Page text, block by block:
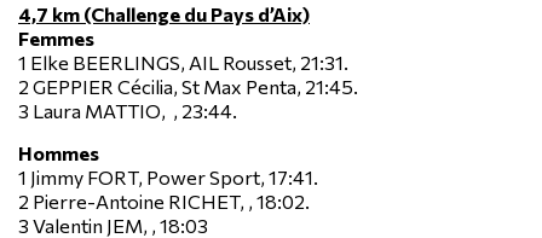
4,7 km (Challenge du Pays d’Aix)
Femmes
1 Elke BEERLINGS, AIL Rousset, 21:31.
2 GEPPIER Cécilia, St Max Penta, 21:45.
3 Laura MATTIO, , 23:44.
Hommes
1 Jimmy FORT, Power Sport, 17:41.
2 Pierre-Antoine RICHET, , 18:02.
3 Valentin JEM, , 18:03